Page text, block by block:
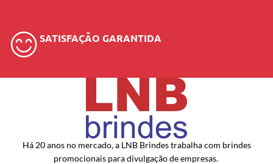
SATISFAÇÃO GARANTIDA
Há 20 anos no mercado, a LNB Brindes trabalha com brindes
promocionais para divulgação de empresas.